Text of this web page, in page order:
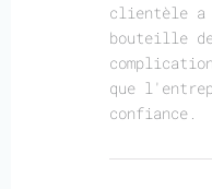
clientèle a
bouteille de
que
confiance.